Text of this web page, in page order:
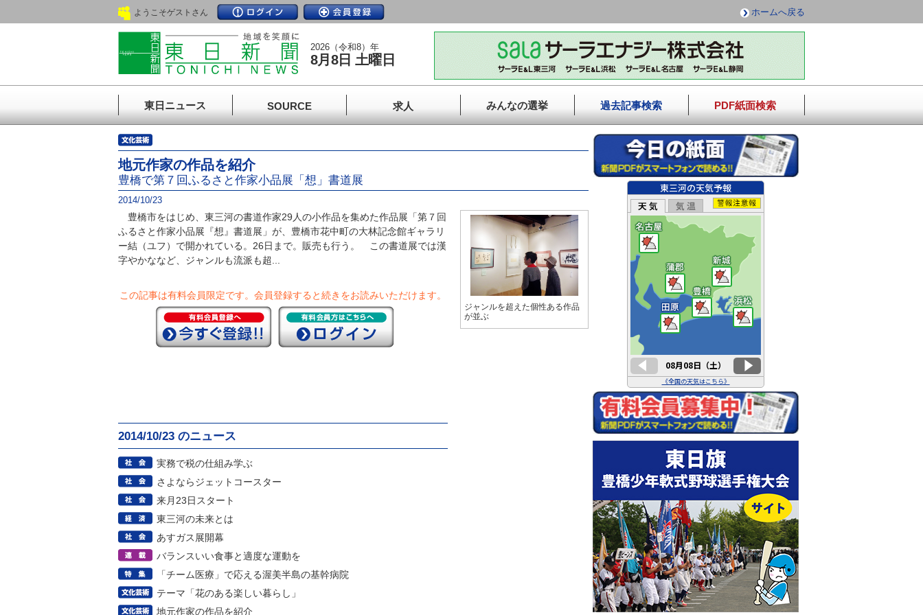
ようこそゲストさん ホームへ戻る
2026（令和8）年
8月8日 土曜日
東日ニュース SOURCE 求人 みんなの選挙 過去記事検索 PDF紙面検索
地元作家の作品を紹介
豊橋で第７回ふるさと作家小品展「想」書道展
2014/10/23
豊橋市をはじめ、東三河の書道作家29人の小作品を集めた作品展「第７回
ふるさと作家小品展『想』書道展」が、豊橋市花中町の大林記念館ギャラリ
ー結（ユフ）で開かれている。26日まで。販売も行う。 この書道展では漢
字やかななど、ジャンルも流派も超...
この記事は有料会員限定です。 会員登録すると続きをお読みいただけます。
2014/10/23 のニュース
実務で税の仕組み学ぶ
さよならジェットコースター
来月23日スタート
東三河の未来とは
あすガス展開幕
バランスいい食事と適度な運動を
「チーム医療」で応える渥美半島の基幹病院
テーマ「花のある楽しい暮らし」
地元作家の作品を紹介
ジャンルを超えた個性ある作品
が並ぶ